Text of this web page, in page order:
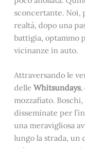
sconcertante. Noi,
realtà, dopo una
battigia, optammo
vicinanze in auto.
Attraversando le
delle Whitsundays,
mozzafiato.
disseminate per
una meravigliosa
lungo la strada,